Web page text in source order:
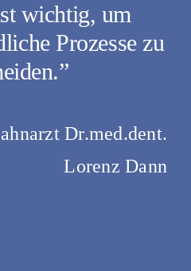
wichtig, um
Prozesse zu
Dr.med.dent.
Lorenz Dann